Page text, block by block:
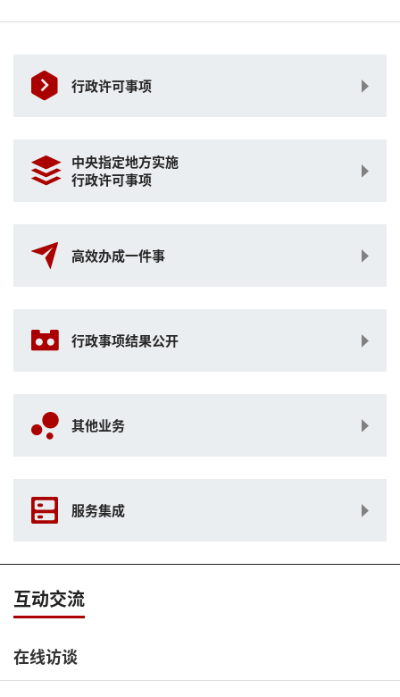
行政许可事项
中央指定地方实施
行政许可事项
高效办成一件事
行政事项结果公开
其他业务
服务集成
互动交流
在线访谈